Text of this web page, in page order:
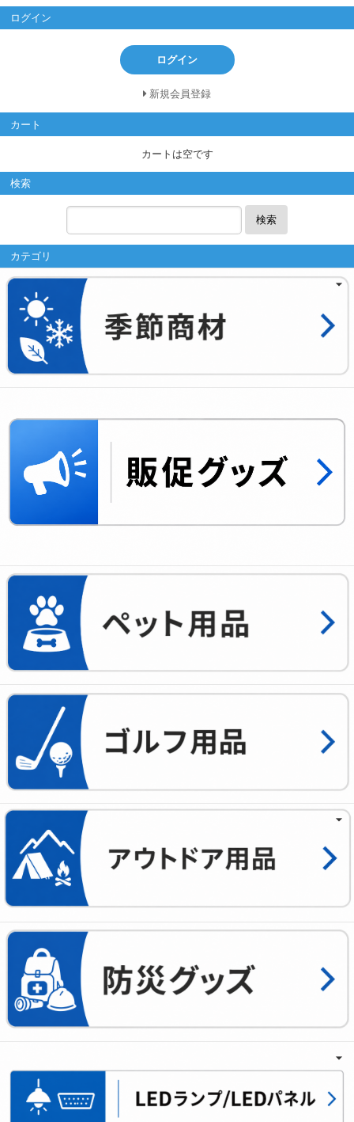
ログイン
ログイン
新規会員登録
カート
カートは空です
検索
検索
カテゴリ